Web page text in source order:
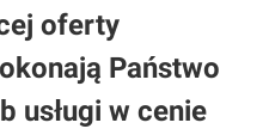
oferty
Państwo
usługi w cenie